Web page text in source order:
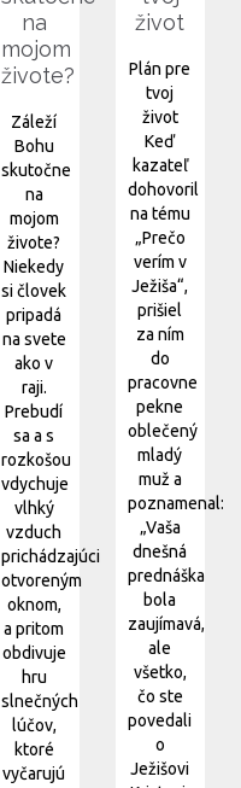
na
mojom
živote?
Záleží
Bohu
skutočne
na
mojom
živote?
Niekedy
si človek
pripadá
na svete
ako v
raji.
Prebudí
sa a s
rozkošou
vdychuje
vlhký
vzduch
prichádzajúci
otvoreným
oknom,
a pritom
obdivuje
hru
slnečných
lúčov,
ktoré
vyčarujú
život
Plán pre
tvoj
život
Keď
kazateľ
dohovoril
na tému
„Prečo
verím v
Ježiša“,
prišiel
za ním
do
pracovne
pekne
oblečený
mladý
muž a
poznamenal:
„Vaša
dnešná
prednáška
bola
zaujímavá,
ale
všetko,
čo ste
povedali
o
Ježišovi